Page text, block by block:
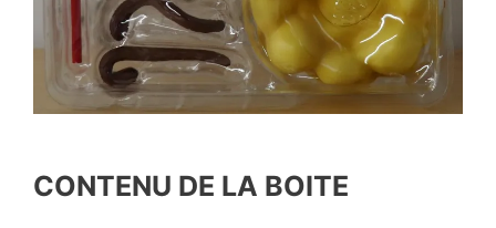
CONTENU DE LA BOITE